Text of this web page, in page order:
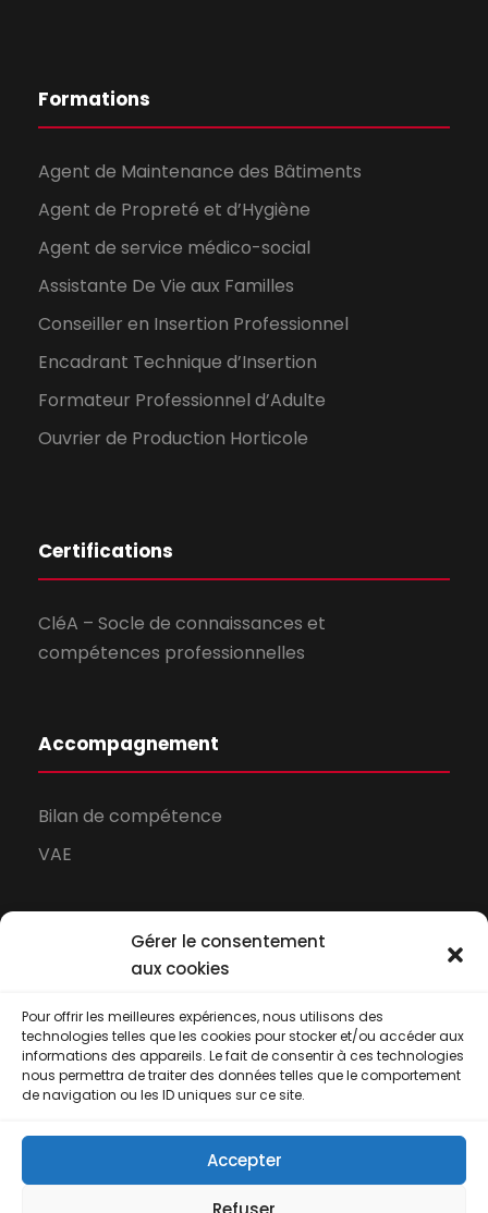
Gérer le consentement
aux cookies
Pour offrir les meilleures expériences, nous utilisons des
technologies telles que les cookies pour stocker et/ou accéder aux
informations des appareils. Le fait de consentir à ces technologies
nous permettra de traiter des données telles que le comportement
de navigation ou les ID uniques sur ce site.
Accepter
Formations
Agent de Maintenance des Bâtiments
Agent de Propreté et d’Hygiène
Agent de service médico-social
Assistante De Vie aux Familles
Conseiller en Insertion Professionnel
Encadrant Technique d’Insertion
Formateur Professionnel d’Adulte
Ouvrier de Production Horticole
Certifications
CléA – Socle de connaissances et
compétences professionnelles
Accompagnement
Bilan de compétence
VAE
Proform Conseil - Centre de formation à la
Réunion depuis 2001
Conditions générales de vente